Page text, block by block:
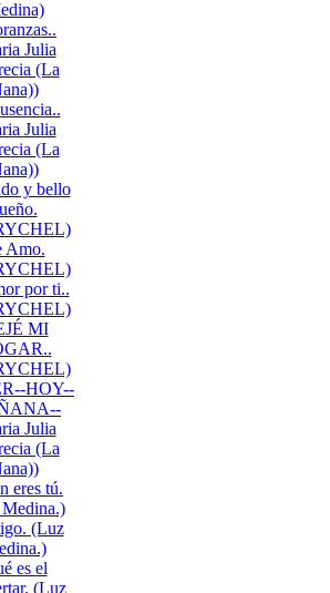
Julia
(La
Julia
(La
y bello
Amo.
por ti..
MI
HOY--
Julia
(La
eres tú.
(Luz
es el
(Luz